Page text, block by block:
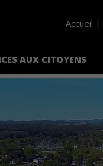
Accueil
AUX CITOYENS